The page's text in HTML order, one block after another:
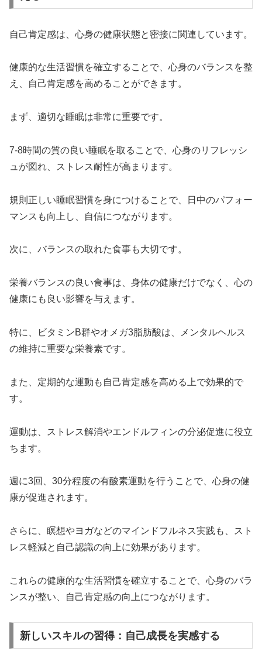
自己肯定感は、心身の健康状態と密接に関連しています。
健康的な生活習慣を確立することで、心身のバランスを整
え、自己肯定感を高めることができます。
まず、適切な睡眠は非常に重要です。
7-8時間の質の良い睡眠を取ることで、心身のリフレッシ
ュが図れ、ストレス耐性が高まります。
規則正しい睡眠習慣を身につけることで、日中のパフォー
マンスも向上し、自信につながります。
次に、バランスの取れた食事も大切です。
栄養バランスの良い食事は、身体の健康だけでなく、心の
健康にも良い影響を与えます。
特に、ビタミンB群やオメガ3脂肪酸は、メンタルヘルス
の維持に重要な栄養素です。
また、定期的な運動も自己肯定感を高める上で効果的で
す。
運動は、ストレス解消やエンドルフィンの分泌促進に役立
ちます。
週に3回、30分程度の有酸素運動を行うことで、心身の健
康が促進されます。
さらに、瞑想やヨガなどのマインドフルネス実践も、スト
レス軽減と自己認識の向上に効果があります。
これらの健康的な生活習慣を確立することで、心身のバラ
ンスが整い、自己肯定感の向上につながります。
新しいスキルの習得：自己成長を実感する